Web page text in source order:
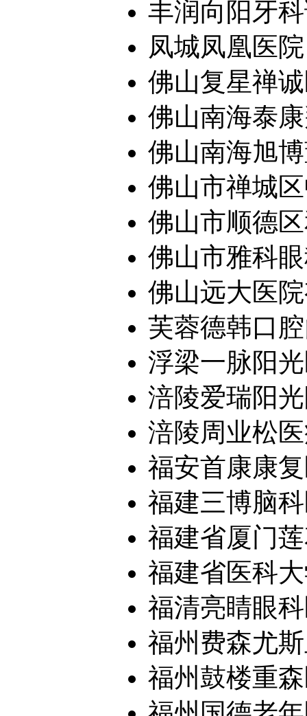
丰润向阳牙
凤城凤凰医院
佛山复星禅
佛山南海泰
佛山南海旭
佛山市禅城
佛山市顺德
佛山市雅科
佛山远大医
芙蓉德韩口
浮梁一脉阳
涪陵爱瑞阳
涪陵周业松
福安首康康
福建三博脑
福建省厦门
福建省医科
福清亮睛眼
福州费森尤
福州鼓楼重